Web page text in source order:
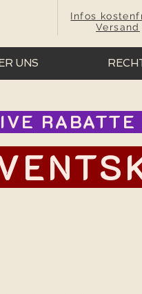
Infos
Versand
UNS